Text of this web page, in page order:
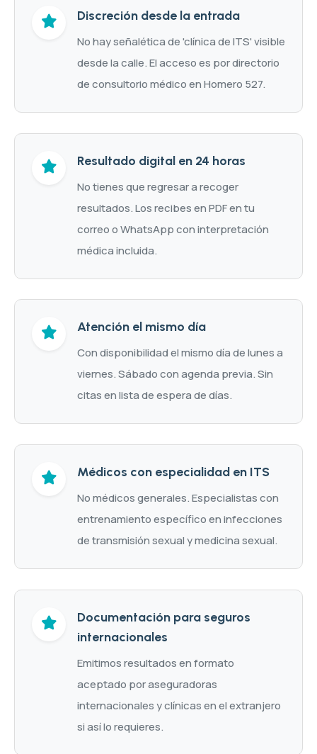
Discreción desde la entrada
No hay señalética de 'clínica de ITS' visible
desde la calle. El acceso es por directorio
de consultorio médico en Homero 527.
Resultado digital en 24 horas
No tienes que regresar a recoger
resultados. Los recibes en PDF en tu
correo o WhatsApp con interpretación
médica incluida.
Atención el mismo día
Con disponibilidad el mismo día de lunes a
viernes. Sábado con agenda previa. Sin
citas en lista de espera de días.
Médicos con especialidad en ITS
No médicos generales. Especialistas con
entrenamiento específico en infecciones
de transmisión sexual y medicina sexual.
Documentación para seguros
internacionales
Emitimos resultados en formato
aceptado por aseguradoras
internacionales y clínicas en el extranjero
si así lo requieres.